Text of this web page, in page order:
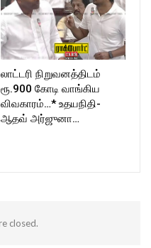
லாட்டரி நிறுவனத்திடம்
ரூ.900 கோடி வாங்கிய
விவகாரம்…* உதயநிதி-
ஆதவ் அர்ஜுனா…
closed.